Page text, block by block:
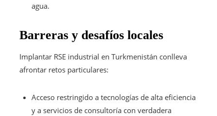
agua.
Barreras y desafíos locales
Implantar RSE industrial en Turkmenistán conlleva
afrontar retos particulares:
Acceso restringido a tecnologías de alta eficiencia
y a servicios de consultoría con verdadera